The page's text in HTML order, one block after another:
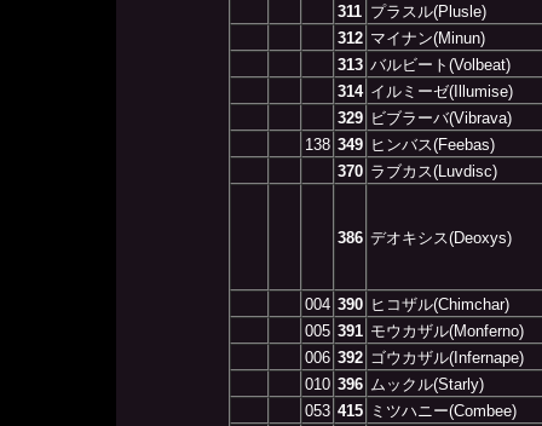
311 プラスル(Plusle)
312 マイナン(Minun)
313 バルビート(Volbeat)
314 イルミーゼ(Illumise)
329 ビブラーバ(Vibrava)
138 349 ヒンバス(Feebas)
370 ラブカス(Luvdisc)
386 デオキシス(Deoxys)
004 390 ヒコザル(Chimchar)
005 391 モウカザル(Monferno)
006 392 ゴウカザル(Infernape)
010 396 ムックル(Starly)
053 415
ミツハニー(Combee)